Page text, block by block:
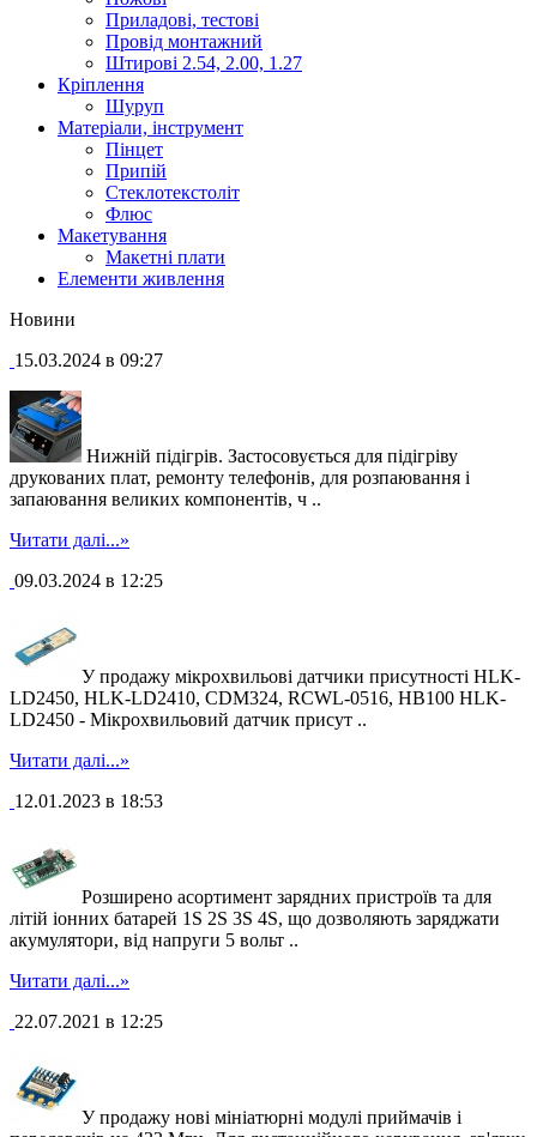
Приладові, тестові
Провід монтажний
Штирові 2.54, 2.00, 1.27
Кріплення
Шуруп
Матеріали, інструмент
Пінцет
Припій
Стеклотекстоліт
Флюс
Макетування
Макетні плати
Елементи живлення
Новини
15.03.2024 в 09:27
Нижній підігрів. Застосовується для підігріву
друкованих плат, ремонту телефонів, для розпаювання і
запаювання великих компонентів, ч ..
Читати далі...»
09.03.2024 в 12:25
У продажу мікрохвильові датчики присутності HLK-
LD2450, HLK-LD2410, CDM324, RCWL-0516, HB100 HLK-
LD2450 - Мікрохвильовий датчик присут ..
Читати далі...»
12.01.2023 в 18:53
Розширено асортимент зарядних пристроїв та для
літій іонних батарей 1S 2S 3S 4S, що дозволяють заряджати
акумулятори, від напруги 5 вольт ..
Читати далі...»
22.07.2021 в 12:25
У продажу нові мініатюрні модулі приймачів і